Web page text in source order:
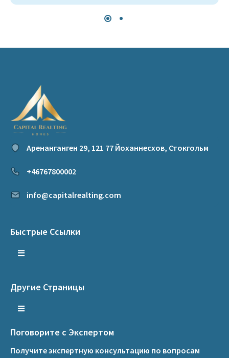
Аренанганген 29, 121 77 Йоханнесхов, Стокгольм
+46767800002
info@capitalrealting.com
Быстрые Ссылки
Другие Страницы
Поговорите с Экспертом
Получите экспертную консультацию по вопросам